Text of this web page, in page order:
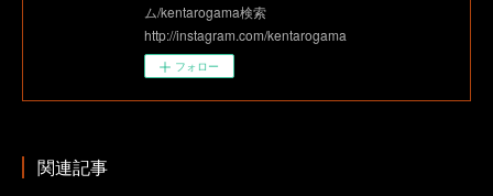
ム/kentarogama検索
http://instagram.com/kentarogama
フォロー
関連記事